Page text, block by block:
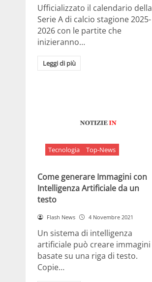
Ufficializzato il calendario della
Serie A di calcio stagione 2025-
2026 con le partite che
inizieranno…
Leggi di più
Tecnologia Top-News
Come generare Immagini con
Intelligenza Artificiale da un
testo
Flash News 4 Novembre 2021
Un sistema di intelligenza
artificiale può creare immagini
basate su una riga di testo.
Copie…